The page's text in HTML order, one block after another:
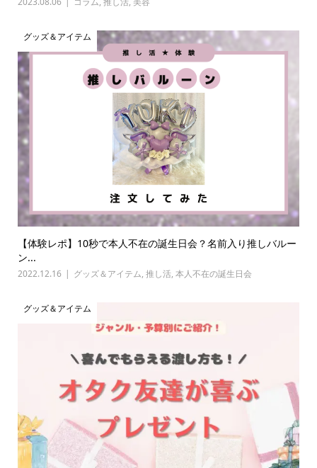
グッズ＆アイテム
【体験レポ】10秒で本人不在の誕生日会？名前入り推しバルー
ン...
2022.12.16 グッズ＆アイテム, 推し活, 本人不在の誕生日会
グッズ＆アイテム